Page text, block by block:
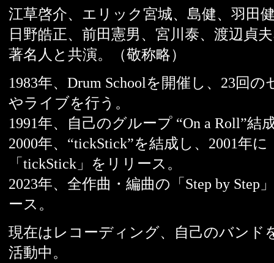
江草啓介、エリック宮城、島健、羽田
日野皓正、前田憲男、宮川泰、渡辺貞
著名人と共演。（敬称略）
1983年、Drum Schoolを開催し、23回の
やライブを行う。
1991年、自己のグループ “On a Roll”結
2000年、“tickStick”を結成し、2001年に
「tickStick」をリリース。
2023年、全作曲・編曲の「Step by Step
ース。
現在はレコーディング、自己のバンド
活動中。